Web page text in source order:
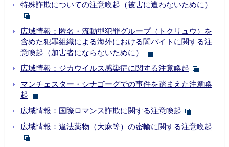
特殊詐欺についての注意喚起（被害に遭わないために）
広域情報：匿名・流動型犯罪グループ（トクリュウ）を
含めた犯罪組織による海外における闇バイトに関する注
意喚起（加害者にならないために）
広域情報：ジカウイルス感染症に関する注意喚起
マンチェスター・シナゴーグでの事件を踏まえた注意喚
起
広域情報：国際ロマンス詐欺に関する注意喚起
広域情報：違法薬物（大麻等）の密輸に関する注意喚起